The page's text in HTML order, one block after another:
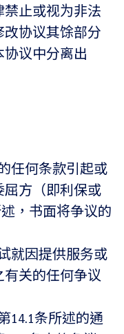
止或视为非法
改协议其馀部分
议中分离出
任何条款引起或
屈方（即利保或
，书面将争议的
就因提供服务或
有关的任何争议
14.1条所述的通